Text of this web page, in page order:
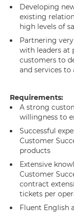
Developing
existing
high levels of
Partnering
with leaders at
customers to
and services to
Requirements:
A strong
willingness to
Successful
Customer
products
Extensive
Customer
contract
tickets per
Fluent English